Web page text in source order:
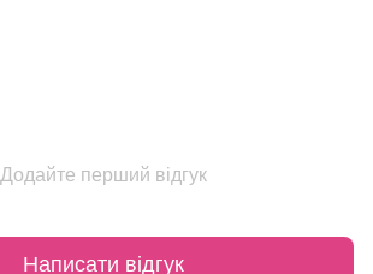
Додайте перший відгук
Написати відгук